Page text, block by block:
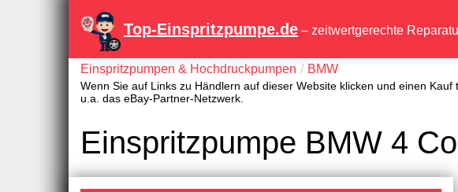
Top-Einspritzpumpe.de – zeitwertgerechte
Einspritzpumpen & Hochdruckpumpen BMW
Wenn Sie auf Links zu Händlern auf dieser Website klicken und einen
u.a. das eBay-Partner-Netzwerk.
Einspritzpumpe BMW 4